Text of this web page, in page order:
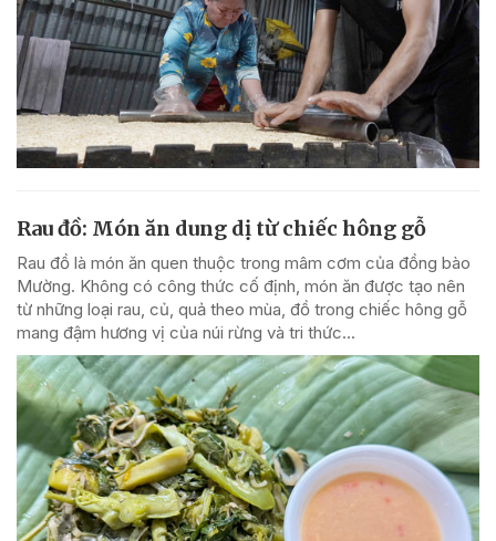
Rau đồ: Món ăn dung dị từ chiếc hông gỗ
Rau đồ là món ăn quen thuộc trong mâm cơm của đồng bào
Mường. Không có công thức cố định, món ăn được tạo nên
từ những loại rau, củ, quả theo mùa, đồ trong chiếc hông gỗ
mang đậm hương vị của núi rừng và tri thức...